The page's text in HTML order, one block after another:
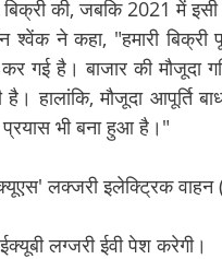
की, जबकि 2021 में इसी
ने कहा, "हमारी बिक्री
कर गई है। बाजार की
है। हालांकि, मौजूदा
प्रयास भी बना हुआ है।"
लक्जरी इलेक्ट्रिक
लग्जरी ईवी पेश करेगी।